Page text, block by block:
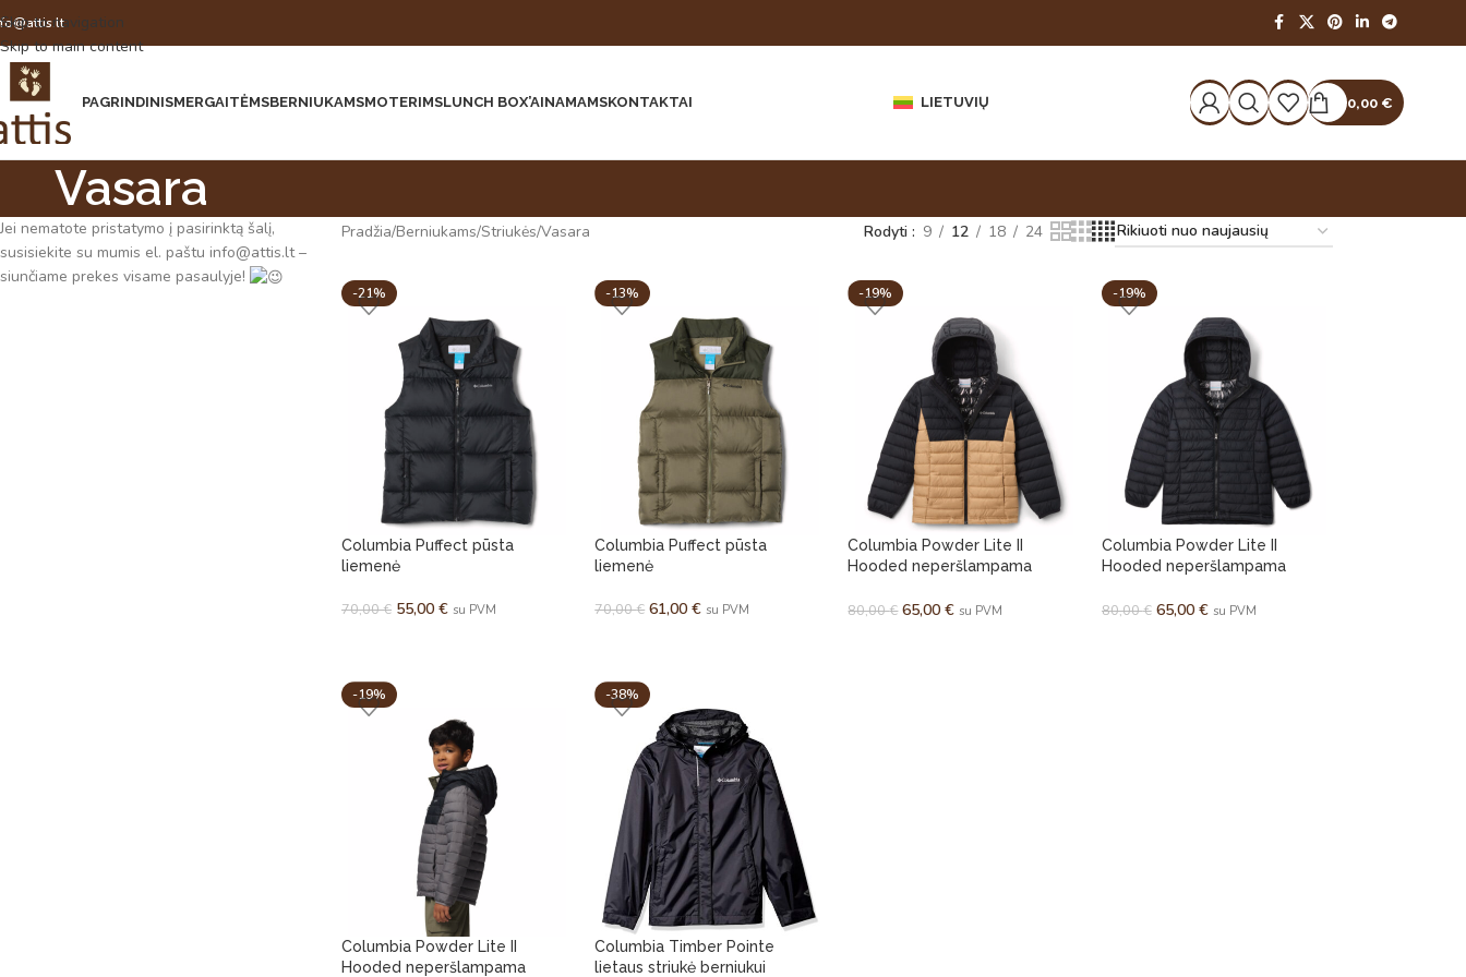
Skip to navigation
Skip to main content
PAGRINDINISMERGAITĖMSBERNIUKAMSMOTERIMSLUNCH BOX’AINAMAMSKONTAKTAI LIETUVIŲ 0,00 €
Vasara
Jei nematote pristatymo į pasirinktą šalį,
susisiekite su mumis el. paštu info@attis.lt –
siunčiame prekes visame pasaulyje!
Pradžia Berniukams Striukės Vasara Rodyti 9 12 18 24
-21%
Columbia Puffect pūsta
liemenė
70,00€ 55,00 € su PVM
-13%
Columbia Puffect pūsta
liemenė
70,00€ 61,00€ su PVM
-19%
Columbia Powder Lite II
Hooded neperšlampama
80,00€ 65,00€ su PVM
-19%
Columbia Powder Lite II
Hooded neperšlampama
80,00€ 65,00 € su PVM
-19%
Columbia Powder Lite II
Hooded neperšlampama
-38%
Columbia Timber Pointe
lietaus striukė berniukui